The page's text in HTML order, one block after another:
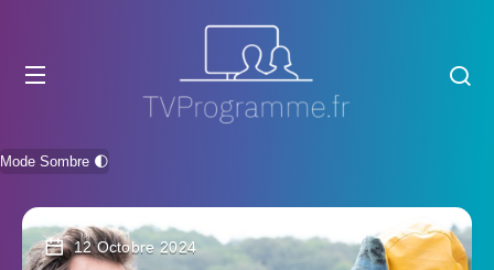
Mode Sombre 🌓
12 Octobre 2024